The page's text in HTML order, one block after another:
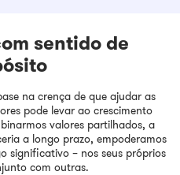
sentido de
na crença de que ajudar as
pode levar ao crescimento
valores partilhados, a
a longo prazo, empoderamos
significativo – nos seus próprios
com outras.